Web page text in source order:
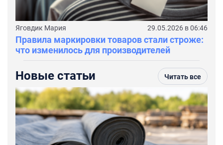
Яговдик Мария 29.05.2026 в 06:46
Правила маркировки товаров стали строже:
что изменилось для производителей
Новые статьи Читать все